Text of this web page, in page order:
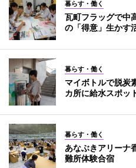
暮らす・働く
瓦町フラッグで中
の「得意」生かす
暮らす・働く
マイボトルで脱
カ所に給水スポッ
暮らす・働く
あなぶきアリーナ
難所体験合宿